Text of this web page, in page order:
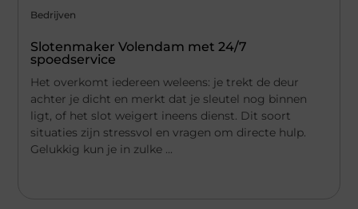
Bedrijven
Slotenmaker Volendam met 24/7
spoedservice
Het overkomt iedereen weleens: je trekt de deur
achter je dicht en merkt dat je sleutel nog binnen
ligt, of het slot weigert ineens dienst. Dit soort
situaties zijn stressvol en vragen om directe hulp.
Gelukkig kun je in zulke ...